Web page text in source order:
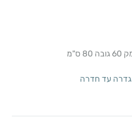
גדרה עד חדרה